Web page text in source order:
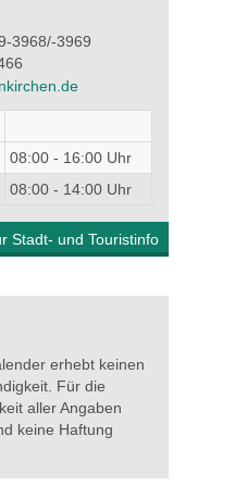
3968/-3969
08:00 - 16:00 Uhr
08:00 - 14:00 Uhr
Stadt- und Touristinfo
erhebt keinen
Für die
aller Angaben
keine Haftung